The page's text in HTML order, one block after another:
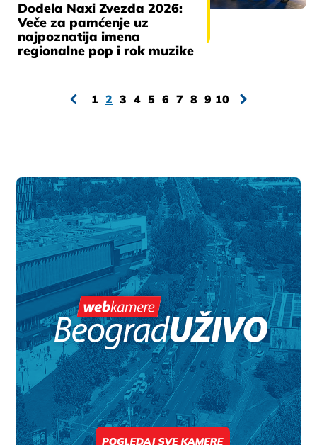
Dodela Naxi Zvezda 2026:
Veče za pamćenje uz
najpoznatija imena
regionalne pop i rok muzike
1 2 3 4 5 6 7 8 9 10